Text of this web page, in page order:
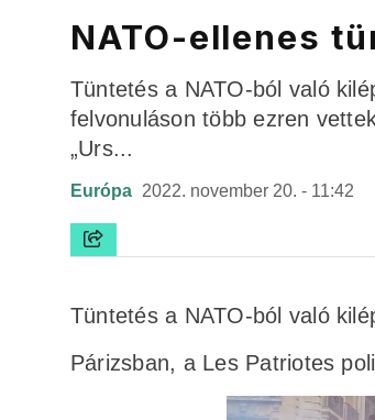
NATO-ellenes
Tüntetés a NATO-ból való
felvonuláson több ezren
„Urs...
Európa 2022. november 20. - 11:42
Tüntetés a NATO-ból való
Párizsban, a Les Patriotes